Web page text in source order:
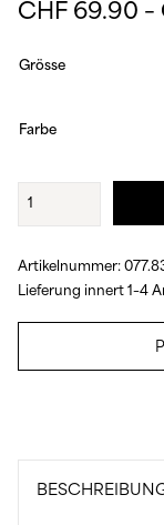
CHF 69.90 –
Grösse
Farbe
Warmer
Stiefel
Artikelnummer:
Lieferung innert 1–4